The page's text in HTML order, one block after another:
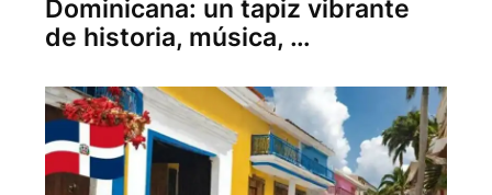
Dominicana: un tapiz vibrante
de historia, música, …